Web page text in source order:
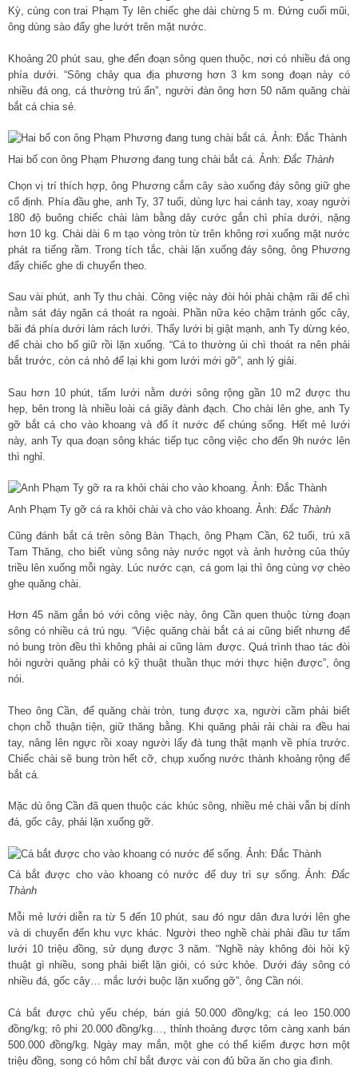
Kỳ, cùng con trai Phạm Ty lên chiếc ghe dài chừng 5 m. Đứng cuối mũi,
ông dùng sào đẩy ghe lướt trên mặt nước.
Khoảng 20 phút sau, ghe đến đoạn sông quen thuộc, nơi có nhiều đá ong
phía dưới. “Sông chảy qua địa phương hơn 3 km song đoạn này có
nhiều đá ong, cá thường trú ẩn”, người đàn ông hơn 50 năm quăng chài
bắt cá chia sẻ.
Hai bố con ông Phạm Phương đang tung chài bắt cá. Ảnh: Đắc Thành
Chọn vị trí thích hợp, ông Phương cắm cây sào xuống đáy sông giữ ghe
cố định. Phía đầu ghe, anh Ty, 37 tuổi, dùng lực hai cánh tay, xoay người
180 độ buông chiếc chài làm bằng dây cước gắn chì phía dưới, nặng
hơn 10 kg. Chài dài 6 m tạo vòng tròn từ trên không rơi xuống mặt nước
phát ra tiếng rầm. Trong tích tắc, chài lặn xuống đáy sông, ông Phương
đẩy chiếc ghe di chuyển theo.
Sau vài phút, anh Ty thu chài. Công việc này đòi hỏi phải chậm rãi để chì
nằm sát đáy ngăn cá thoát ra ngoài. Phần nữa kéo chậm tránh gốc cây,
bãi đá phía dưới làm rách lưới. Thấy lưới bị giật mạnh, anh Ty dừng kéo,
để chài cho bố giữ rồi lặn xuống. “Cá to thường ủi chì thoát ra nên phải
bắt trước, còn cá nhỏ để lại khi gom lưới mới gỡ”, anh lý giải.
Sau hơn 10 phút, tấm lưới nằm dưới sông rộng gần 10 m2 được thu
hẹp, bên trong là nhiều loài cá giãy đành đạch. Cho chài lên ghe, anh Ty
gỡ bắt cá cho vào khoang và đổ ít nước để chúng sống. Hết mẻ lưới
này, anh Ty qua đoạn sông khác tiếp tục công việc cho đến 9h nước lên
thì nghỉ.
Anh Phạm Ty gỡ cá ra khỏi chài và cho vào khoang. Ảnh: Đắc Thành
Cũng đánh bắt cá trên sông Bàn Thạch, ông Phạm Cần, 62 tuổi, trú xã
Tam Thăng, cho biết vùng sông này nước ngọt và ảnh hưởng của thủy
triều lên xuống mỗi ngày. Lúc nước cạn, cá gom lại thì ông cùng vợ chèo
ghe quăng chài.
Hơn 45 năm gắn bó với công việc này, ông Cần quen thuộc từng đoạn
sông có nhiều cá trú ngụ. “Việc quăng chài bắt cá ai cũng biết nhưng để
nó bung tròn đều thì không phải ai cũng làm được. Quá trình thao tác đòi
hỏi người quăng phải có kỹ thuật thuần thục mới thực hiện được”, ông
nói.
Theo ông Cần, để quăng chài tròn, tung được xa, người cầm phải biết
chọn chỗ thuận tiện, giữ thăng bằng. Khi quăng phải rải chài ra đều hai
tay, nâng lên ngực rồi xoay người lấy đà tung thật mạnh về phía trước.
Chiếc chài sẽ bung tròn hết cỡ, chụp xuống nước thành khoảng rộng để
bắt cá.
Mặc dù ông Cần đã quen thuộc các khúc sông, nhiều mẻ chài vẫn bị dính
đá, gốc cây, phải lặn xuống gỡ.
Cá bắt được cho vào khoang có nước để duy trì sự sống. Ảnh: Đắc
Thành
Mỗi mẻ lưới diễn ra từ 5 đến 10 phút, sau đó ngư dân đưa lưới lên ghe
và di chuyển đến khu vực khác. Người theo nghề chài phải đầu tư tấm
lưới 10 triệu đồng, sử dụng được 3 năm. “Nghề này không đòi hỏi kỹ
thuật gì nhiều, song phải biết lặn giỏi, có sức khỏe. Dưới đáy sông có
nhiều đá, gốc cây… mắc lưới buộc lặn xuống gỡ”, ông Cần nói.
Cá bắt được chủ yếu chép, bán giá 50.000 đồng/kg; cá leo 150.000
đồng/kg; rô phi 20.000 đồng/kg…, thỉnh thoảng được tôm càng xanh bán
500.000 đồng/kg. Ngày may mắn, một ghe có thể kiếm được hơn một
triệu đồng, song có hôm chỉ bắt được vài con đủ bữa ăn cho gia đình.